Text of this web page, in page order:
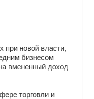
при новой власти,
бизнесом
вмененный доход
торговли и